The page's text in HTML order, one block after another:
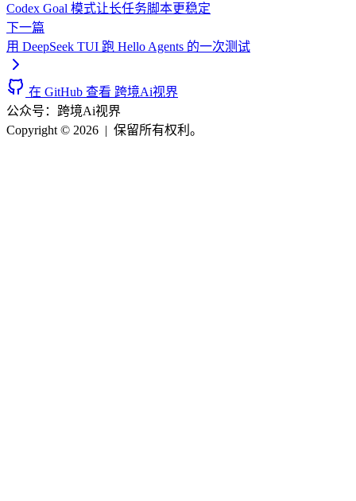
Codex Goal 模式让长任务脚本更稳定
下一篇
用 DeepSeek TUI 跑 Hello Agents 的一次测试
在 GitHub 查看 跨境Ai视界
公众号：跨境Ai视界
Copyright © 2026 | 保留所有权利。